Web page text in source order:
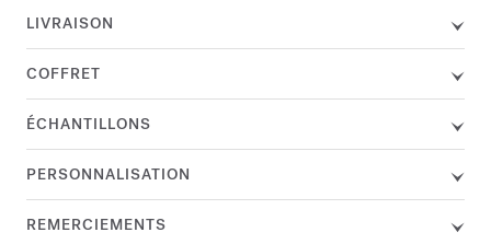
LIVRAISON
COFFRET
ÉCHANTILLONS
PERSONNALISATION
REMERCIEMENTS